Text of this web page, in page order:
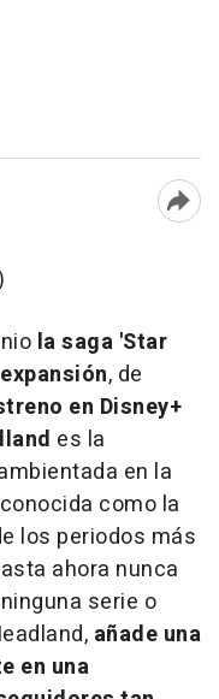
la saga 'Star
, de
en Disney+
es la
en la
como la
los periodos más
ahora nunca
serie o
añade una
en una